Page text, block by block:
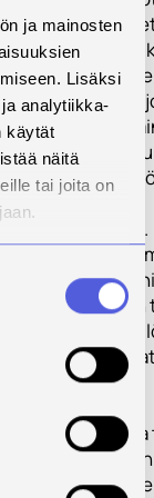
ja mainosten
Lisäksi
analytiikka-
käytät
näitä
tai joita on
alkamista
tuotetun datan
siihen liittyviä
Pilottien ja
kehitetään
palvelujen
kasvatetaan
koeympäristön
tunnettavuutta.
Polttopilotti-
palkataan
yliopiston
jotka
tehtävään työn
toteutukseen
Hankkeen